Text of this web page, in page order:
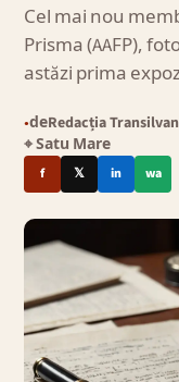
Cel mai nou
Prisma (AAFP),
astăzi prima
●deRedacția
⌖ Satu Mare
f 𝕏 in wa